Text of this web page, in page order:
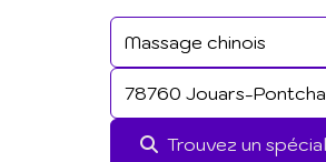
Trouvez un
Mot de passe
J'ai oublié mon mot
Connexion